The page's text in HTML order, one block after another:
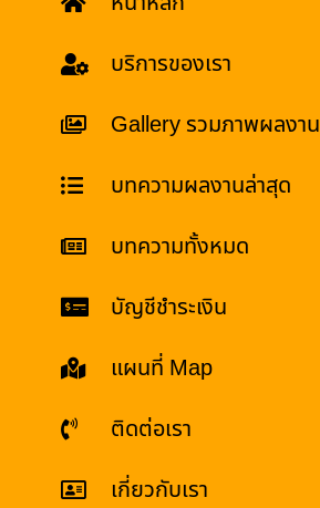
บริการของเรา
Gallery รวมภาพผลงาน
บทความผลงานล่าสุด
บทความทั้งหมด
บัญชีชำระเงิน
แผนที่ Map
ติดต่อเรา
เกี่ยวกับเรา